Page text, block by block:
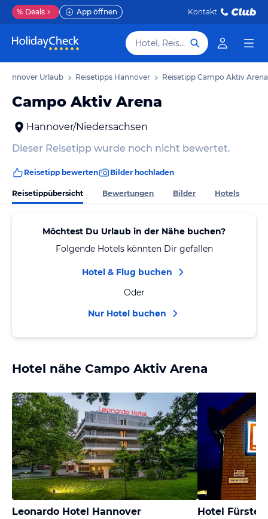
% Deals App öffnen Kontakt
Hotel, Reiseziel
Hannover Urlaub Reisetipps Hannover Reisetipp Campo Aktiv Arena
Campo Aktiv Arena
Hannover/Niedersachsen
Dieser Reisetipp wurde noch nicht bewertet.
Reisetipp bewerten Bilder hochladen
Reisetippübersicht Bewertungen Bilder Hotels
Möchtest Du Urlaub in der Nähe buchen?
Folgende Hotels könnten Dir gefallen
Hotel & Flug buchen
Oder
Nur Hotel buchen
Hotel nähe Campo Aktiv Arena
Leonardo Hotel Hannover Hotel